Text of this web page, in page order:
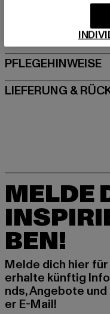
GRÖSSE &
PFLEGEHINWEISE
LIEFERUNG &
MELDE
BEN!
Melde dich hier
erhalte künftig
nds, Angebote
er E-Mail!